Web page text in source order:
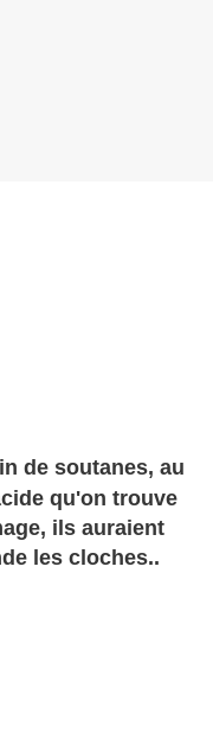
de soutanes, au
qu'on trouve
ils auraient
les cloches..